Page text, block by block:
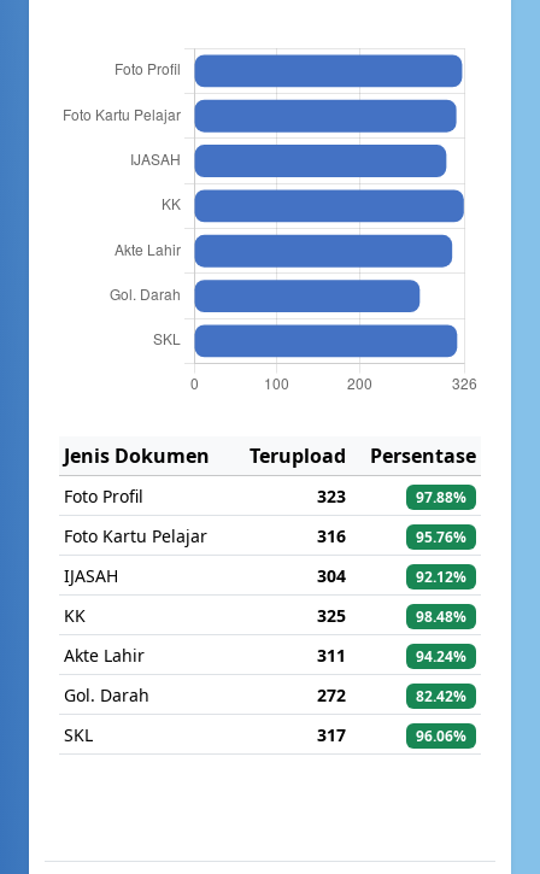
Jenis Dokumen Terupload Persentase
Foto Profil 323 97.88%
Foto Kartu Pelajar 316 95.76%
IJASAH 304 92.12%
KK 325 98.48%
Akte Lahir 311 94.24%
Gol. Darah 272 82.42%
SKL 317 96.06%